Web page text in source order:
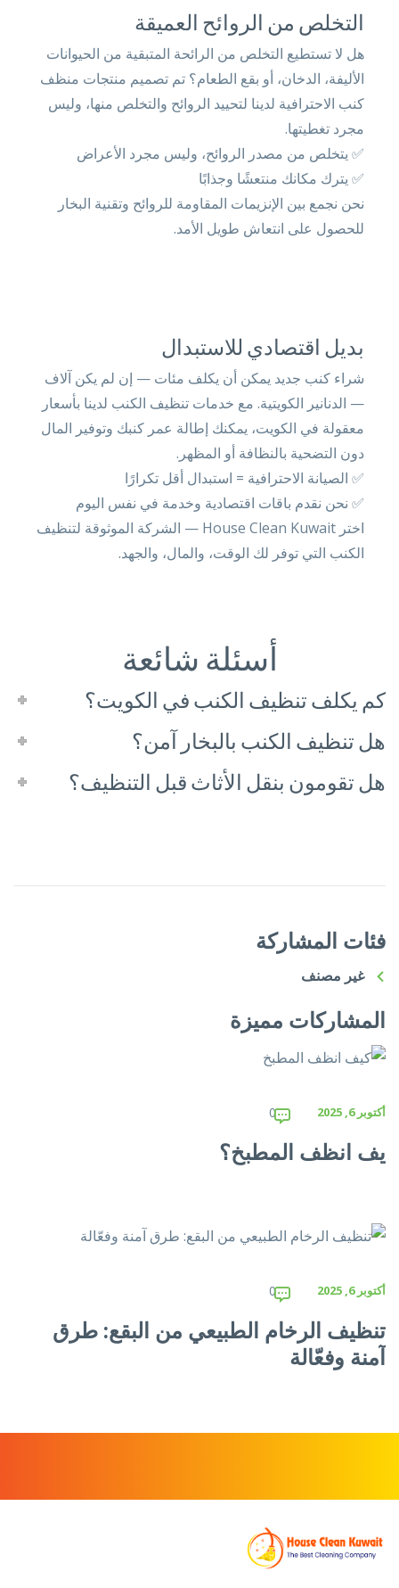
التخلص من الروائح العميقة
هل لا تستطيع التخلص من الرائحة المتبقية من الحيوانات
الأليفة، الدخان، أو بقع الطعام؟ تم تصميم منتجات منظف
كنب الاحترافية لدينا لتحييد الروائح والتخلص منها، وليس
مجرد تغطيتها.
✅ يتخلص من مصدر الروائح، وليس مجرد الأعراض
✅ يترك مكانك منتعشًا وجذابًا
نحن نجمع بين الإنزيمات المقاومة للروائح وتقنية البخار
للحصول على انتعاش طويل الأمد.
بديل اقتصادي للاستبدال
شراء كنب جديد يمكن أن يكلف مئات — إن لم يكن آلاف
— الدنانير الكويتية. مع خدمات تنظيف الكنب لدينا بأسعار
معقولة في الكويت، يمكنك إطالة عمر كنبك وتوفير المال
دون التضحية بالنظافة أو المظهر.
✅ الصيانة الاحترافية = استبدال أقل تكرارًا
✅ نحن نقدم باقات اقتصادية وخدمة في نفس اليوم
اختر House Clean Kuwait — الشركة الموثوقة لتنظيف
الكنب التي توفر لك الوقت، والمال، والجهد.
أسئلة شائعة
كم يكلف تنظيف الكنب في الكويت؟
هل تنظيف الكنب بالبخار آمن؟
هل تقومون بنقل الأثاث قبل التنظيف؟
فئات المشاركة
غير مصنف
المشاركات مميزة
أكتوبر 6, 2025 0
يف انظف المطبخ؟
أكتوبر 6, 2025 0
تنظيف الرخام الطبيعي من البقع: طرق
آمنة وفعّالة